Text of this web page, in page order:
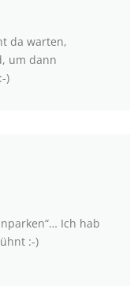
da warten,
um dann
)
Ich hab
:-)